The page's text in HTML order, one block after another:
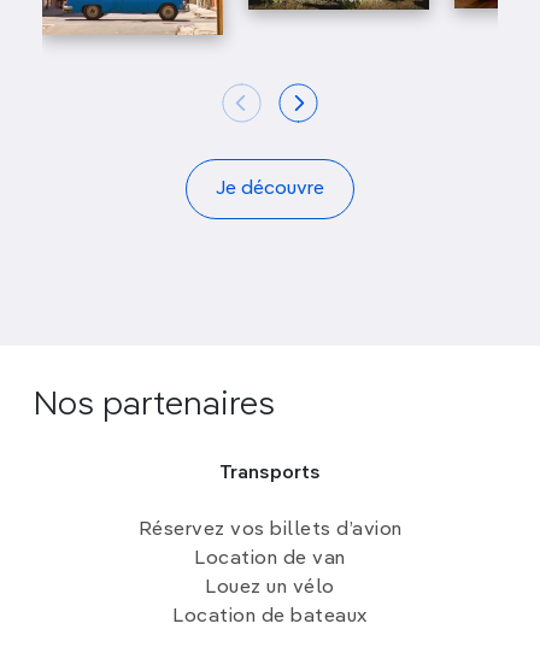
Je découvre
Nos partenaires
Transports
Réservez vos billets d’avion
Location de van
Louez un vélo
Location de bateaux